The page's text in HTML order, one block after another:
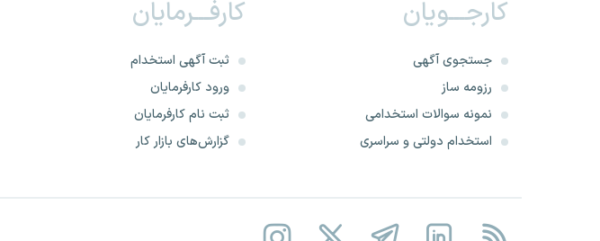
شرکت برق استان قم
شهرداری هرمزگان
شرکت سهند راه ریل
شرکت توزیع نیروی برق خراسان
شهرداری لرستان
کارجـــویان
جستجوی آگهی
رزومه ساز
نمونه سوالات استخدامی
استخدام دولتی و سراسری
کارفـــرمایان
ثبت آگهی استخدام
ورود کارفرمایان
ثبت نام کارفرمایان
گزارش‌های بازار کار